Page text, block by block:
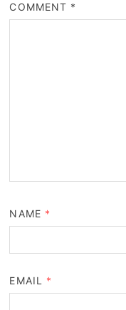
COMMENT *
NAME *
EMAIL *